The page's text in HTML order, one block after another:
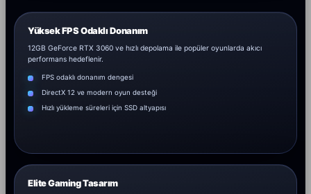
Yüksek FPS Odaklı Donanım
12GB GeForce RTX 3060 ve hızlı depolama ile popüler oyunlarda akıcı
performans hedeflenir.
FPS odaklı donanım dengesi
DirectX 12 ve modern oyun desteği
Hızlı yükleme süreleri için SSD altyapısı
Elite Gaming Tasarım